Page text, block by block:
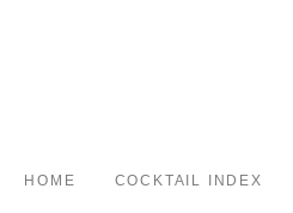
HOME COCKTAIL INDEX